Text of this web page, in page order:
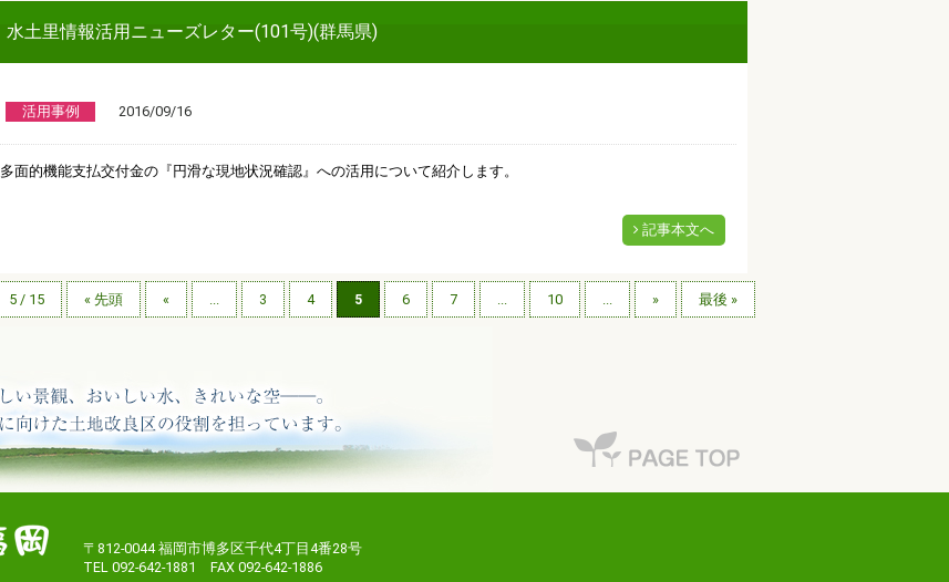
水土里情報活用ニューズレター(101号)(群馬県)
活用事例 2016/09/16
多面的機能支払交付金の『円滑な現地状況確認』への活用について紹介します。
記事本文へ
5 / 15 « 先頭 « 3 4 5 6 7 10 » 最後 »
〒812-0044 福岡市博多区千代4丁目4番28号
TEL 092-642-1881 FAX 092-642-1886